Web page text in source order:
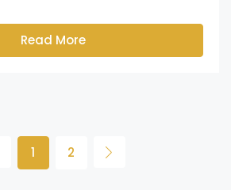
Read More
1 2